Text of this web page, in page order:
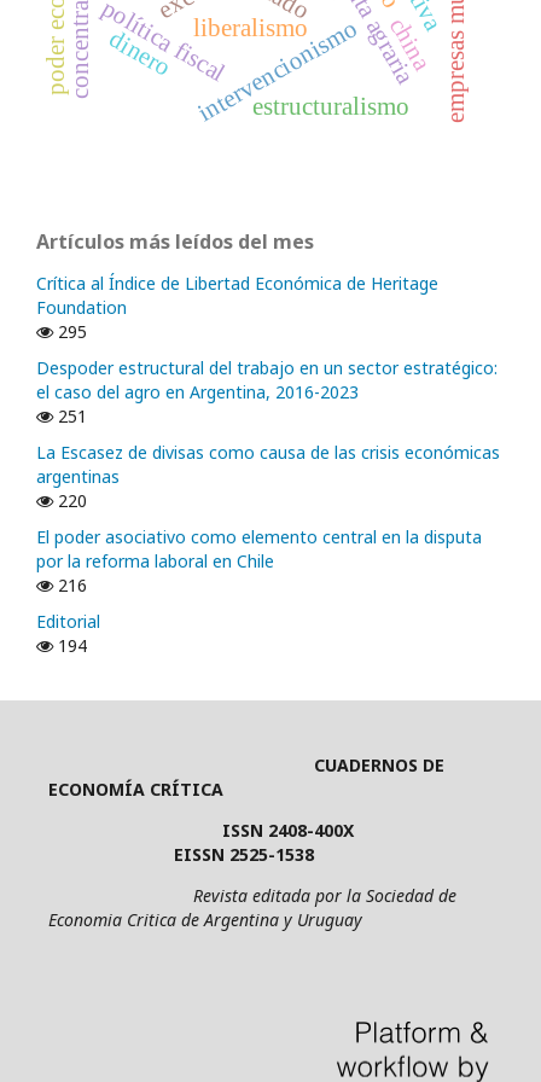
política fiscalintervencionismo
liberalismo renta agraria
china
estructuralismo
dinero
Artículos más leídos del mes
Crítica al Índice de Libertad Económica de Heritage
Foundation
295
Despoder estructural del trabajo en un sector estratégico:
el caso del agro en Argentina, 2016-2023
251
La Escasez de divisas como causa de las crisis económicas
argentinas
220
El poder asociativo como elemento central en la disputa
por la reforma laboral en Chile
216
Editorial
194
CUADERNOS DE
ECONOMÍA CRÍTICA
ISSN 2408-400X
EISSN 2525-1538
Revista editada por la Sociedad de
Economia Critica de Argentina y Uruguay